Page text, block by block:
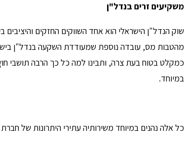
משקיעים זרים בנדל"ן
שוק הנדל"ן הישראלי הוא אחד השווקים החזקים
מהטבות מס, עובדה נוספת שמעודדת השקעה בנדל"ן
כמקלט בטוח בעת צרה, ותבינו למה כל כך הרבה תושבי חוץ
במיוחד.
כל אלה נהנים במיוחד משירותיה עתירי היתרונות של